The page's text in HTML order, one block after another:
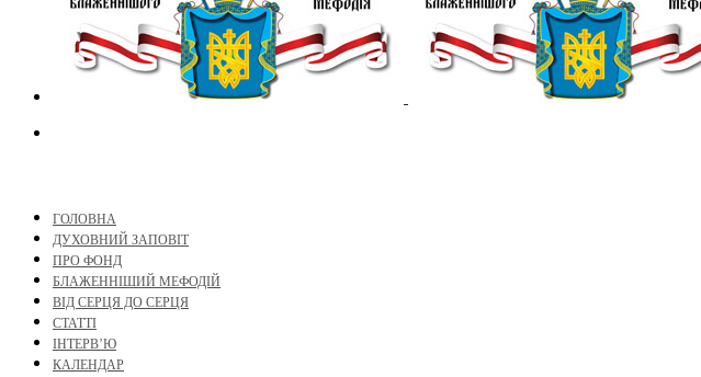
ГОЛОВНА
ДУХОВНИЙ ЗАПОВІТ
ПРО ФОНД
БЛАЖЕННІШИЙ МЕФОДІЙ
ВІД СЕРЦЯ ДО СЕРЦЯ
СТАТТІ
ІНТЕРВ’Ю
КАЛЕНДАР